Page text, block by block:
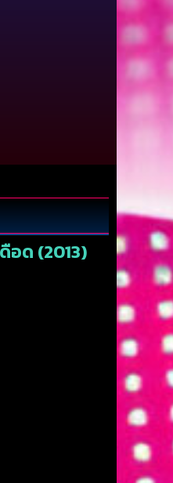
อด (2013)